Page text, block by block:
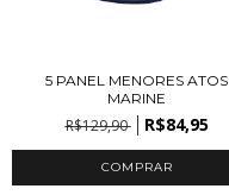
5 PANEL MENORES ATOS
MARINE
R$129,90 R$84,95